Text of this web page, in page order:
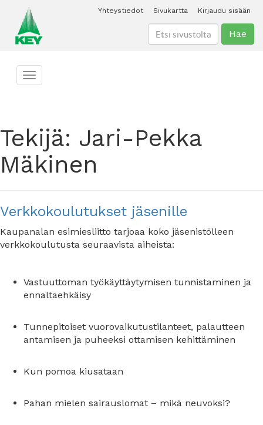
Yhteystiedot Sivukartta Kirjaudu sisään
Hae
Toggle navigation
Tekijä: Jari-Pekka
Mäkinen
Verkkokoulutukset jäsenille
Kaupanalan esimiesliitto tarjoaa koko jäsenistölleen
verkkokoulutusta seuraavista aiheista:
Vastuuttoman työkäyttäytymisen tunnistaminen ja
ennaltaehkäisy
Tunnepitoiset vuorovaikutustilanteet, palautteen
antamisen ja puheeksi ottamisen kehittäminen
Kun pomoa kiusataan
Pahan mielen sairauslomat – mikä neuvoksi?